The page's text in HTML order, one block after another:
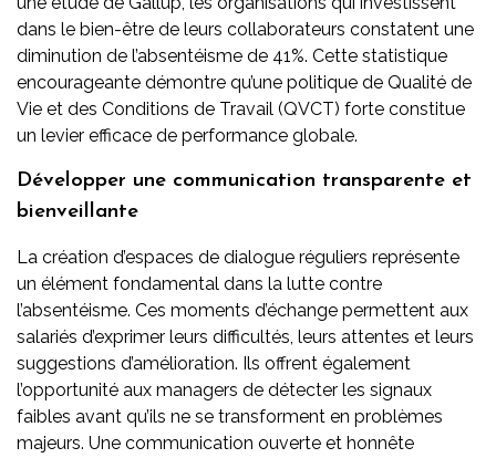
dans le bien-être de leurs collaborateurs constatent une
diminution de l’absentéisme de 41%. Cette statistique
encourageante démontre qu’une politique de Qualité de
Vie et des Conditions de Travail (QVCT) forte constitue
un levier efficace de performance globale.
Développer une communication transparente et
bienveillante
La création d’espaces de dialogue réguliers représente
un élément fondamental dans la lutte contre
l’absentéisme. Ces moments d’échange permettent aux
salariés d’exprimer leurs difficultés, leurs attentes et leurs
suggestions d’amélioration. Ils offrent également
l’opportunité aux managers de détecter les signaux
faibles avant qu’ils ne se transforment en problèmes
majeurs. Une communication ouverte et honnête